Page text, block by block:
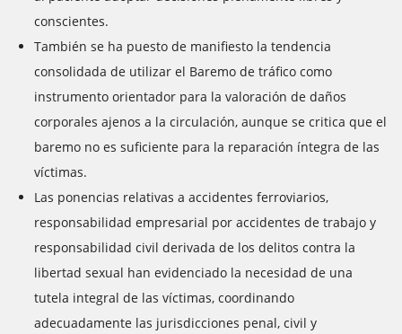
conscientes.
También se ha puesto de manifiesto la tendencia
consolidada de utilizar el Baremo de tráfico como
instrumento orientador para la valoración de daños
corporales ajenos a la circulación, aunque se critica que el
baremo no es suficiente para la reparación íntegra de las
víctimas.
Las ponencias relativas a accidentes ferroviarios,
responsabilidad empresarial por accidentes de trabajo y
responsabilidad civil derivada de los delitos contra la
libertad sexual han evidenciado la necesidad de una
tutela integral de las víctimas, coordinando
adecuadamente las jurisdicciones penal, civil y